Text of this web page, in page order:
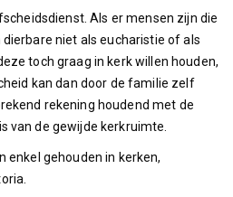
Als er mensen zijn die
niet als eucharistie of als
toch graag in kerk willen houden,
kan dan door de familie zelf
rekening houdend met de
van de gewijde kerkruimte.
enkel gehouden in kerken,